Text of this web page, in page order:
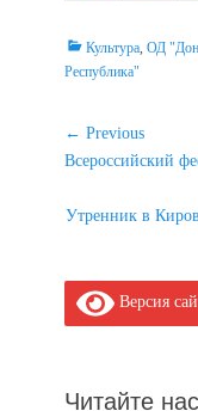
Categories
Культура, ОД
Республика"
Навигация
по
← Previous
Previous
Всероссийский
Next
Утренник в
Версия
Читайте